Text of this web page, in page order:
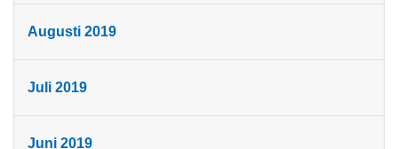
Augusti 2019
Juli 2019
Juni 2019